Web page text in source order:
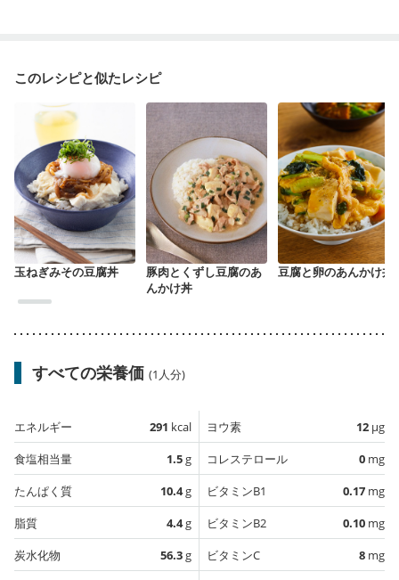
このレシピと似たレシピ
玉ねぎみその豆腐丼
豚肉とくずし豆腐のあ
んかけ丼
豆腐と卵のあんかけ丼
すべての栄養価 (1人分)
エネルギー 291 kcal
食塩相当量
1.5g
たんぱく質
10.4g
脂質
4.4g
炭水化物
56.3g
ヨウ素 12 µg
コレステロール
0 mg
ビタミンB1
0.17 mg
ビタミンB2
0.10 mg
ビタミンC
8 mg